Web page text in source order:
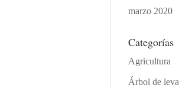
marzo 2020
Categorías
Agricultura
Árbol de leva